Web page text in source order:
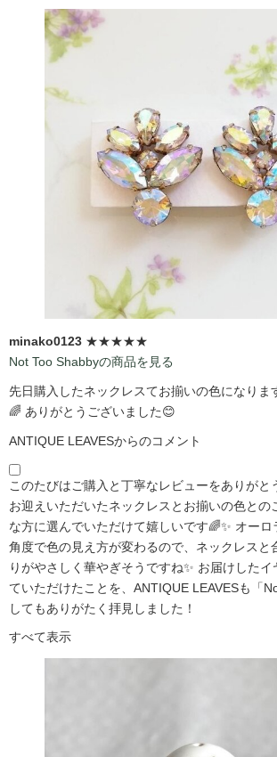
minako0123 ★★★★★
Not Too Shabbyの商品を見る
先日購入したネックレスてお揃いの色になりま
🌈 ありがとうございました😊
ANTIQUE LEAVESからのコメント
このたびはご購入と丁寧なレビューをありがと
お迎えいただいたネックレスとお揃いの色との
な方に選んでいただけて嬉しいです🌈✨ オー
角度で色の見え方が変わるので、ネックレスと
りがやさしく華やぎそうですね✨ お届けした
ていただけたことを、ANTIQUE LEAVESも「
してもありがたく拝見しました！
すべて表示